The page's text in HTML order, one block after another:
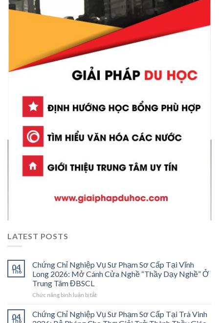
LATEST POSTS
04
Th6
Chứng Chỉ Nghiệp Vụ Sư Phạm Sơ Cấp Tại Vĩnh
Long 2026: Mở Cánh Cửa Nghề “Thầy Dạy Nghề” Ở
Trung Tâm ĐBSCL
Chức năng bình luận bị tắtở
Chỉ
Nghiệp
04
Th6
Chứng Chỉ Nghiệp Vụ Sư Phạm Sơ Cấp Tại Trà Vinh